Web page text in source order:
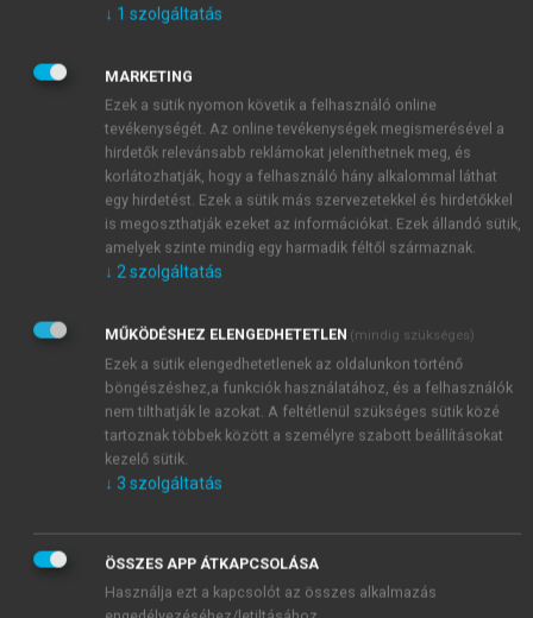
szókincs méretét, amelyet évszázadokon át
fetisizáltak nyelvtanárok és nyelvtanulók egyaránt. A
tanári tapasztalat ugyan azt mutatja, hogy a
nyelvtanítás kezdetén a szókincsméret valóban fej-fej
mellett halad az általános nyelvtudásszinttel, de
később ez a párhuzamosság megszűnik, és helyette a
szavak felhasználásának árnyaltsága sokkal
fontosabbá válik.
↓ 1 szolgáltatás
MARKETING
Ezek a sütik nyomon követik a felhasználó online
tevékenységét. Az online tevékenységek megismerésével a
hirdetők relevánsabb reklámokat jeleníthetnek meg, és
korlátozhatják, hogy a felhasználó hány alkalommal láthat
egy hirdetést. Ezek a sütik más szervezetekkel és hirdetőkkel
is megoszthatják ezeket az információkat. Ezek állandó sütik,
amelyek szinte mindig egy harmadik féltől származnak.
↓ 2 szolgáltatás
MŰKÖDÉSHEZ ELENGEDHETETLEN (mindig szükséges)
Ezek a sütik elengedhetetlenek az oldalunkon történő
böngészéshez,a funkciók használatához, és a felhasználók
nem tilthatják le azokat. A feltétlenül szükséges sütik közé
tartoznak többek között a személyre szabott beállításokat
kezelő sütik.
↓ 3 szolgáltatás
ÖSSZES APP ÁTKAPCSOLÁSA
Használja ezt a kapcsolót az összes alkalmazás